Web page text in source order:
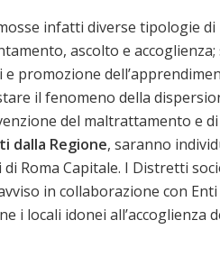
infatti diverse tipologie
ascolto e
promozione
il fenomeno della
del maltrattamento e
dalla Regione, saranno
Roma Capitale. I Distretti
in collaborazione con
i locali idonei all’accoglienza